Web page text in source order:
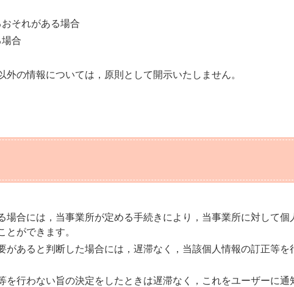
それがある場合
合
の情報については，原則として開示いたしません。
合には，当事業所が定める手続きにより，当事業所に対して個
ができます。
あると判断した場合には，遅滞なく，当該個人情報の訂正等を
行わない旨の決定をしたときは遅滞なく，これをユーザーに通